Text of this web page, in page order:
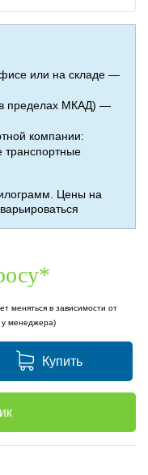
или на складе —
пределах МКАД) —
компании:
транспортные
Цены на
*
меняться в зависимости от
у менеджера)
Купить